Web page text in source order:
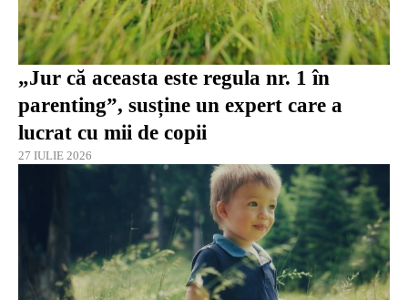
„Jur că aceasta este regula nr. 1 în
parenting”, susține un expert care a
lucrat cu mii de copii
27 IULIE 2026